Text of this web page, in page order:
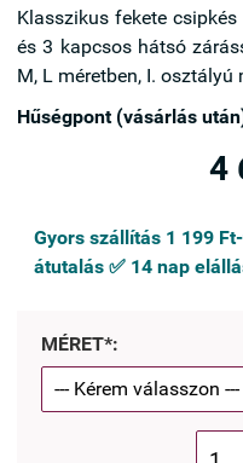
Klasszikus fekete
és 3 kapcsos hátsó
M, L méretben, I. osztályú
Hűségpont (vásárlás
4
Gyors szállítás 1 199
átutalás ✅ 14 nap
MÉRET*: